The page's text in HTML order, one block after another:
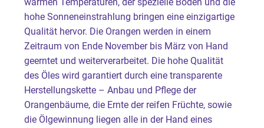
hohe Sonneneinstrahlung bringen eine einzigartige
Qualität hervor. Die Orangen werden in einem
Zeitraum von Ende November bis März von Hand
geerntet und weiterverarbeitet. Die hohe Qualität
des Öles wird garantiert durch eine transparente
Herstellungskette – Anbau und Pflege der
Orangenbäume, die Ernte der reifen Früchte, sowie
die Ölgewinnung liegen alle in der Hand eines